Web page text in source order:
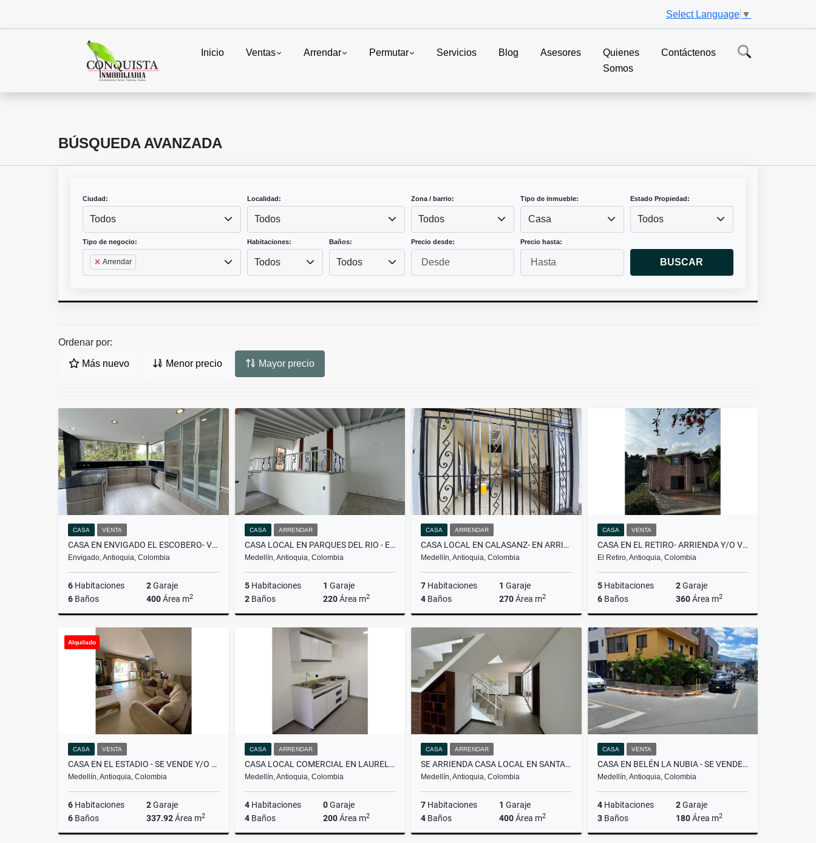
Select Language ▼
Inicio Ventas Arrendar Permutar Servicios Blog Asesores
Quienes
Somos
Contáctenos
BÚSQUEDA AVANZADA
Ciudad:
Todos
Localidad:
Todos
Zona / barrio:
Todos
Tipo de inmueble:
Casa
Estado Propiedad:
Todos
Tipo de negocio:
Arrendar
Habitaciones:
Todos
Baños:
Todos
Precio desde: Precio hasta:
BUSCAR
Ordenar por:
Más nuevo Menor precio Mayor precio
CASA VENTA
CASA EN ENVIGADO EL ESCOBERO- VENDE Y/O ARRIENDA
Envigado, Antioquia, Colombia
6 Habitaciones 2Garaje
6 Baños 400Área m2
$3.800.000.000
Arrendar
CASA ARRENDAR
CASA LOCAL EN PARQUES DEL RIO - EN ARRIENDO
Medellín, Antioquia, Colombia
5Habitaciones 1 Garaje
2Baños 220Área m2
Arrendar
CASA ARRENDAR
CASA LOCAL EN CALASANZ- EN ARRIENDO
Medellín, Antioquia, Colombia
7 Habitaciones 1 Garaje
4 Baños 270Área m2
Arrendar
$12.000.000
CASA VENTA
CASA EN EL RETIRO- ARRIENDA Y/O VENTA
El Retiro, Antioquia, Colombia
5Habitaciones 2Garaje
6Baños 360Área m2
Venta
$2.200.000.000
Arrendar
$10.000.000
Alquilado
CASA VENTA
CASA EN EL ESTADIO - SE VENDE Y/O ARRIENDA
Medellín, Antioquia, Colombia
6 Habitaciones 2Garaje
6 Baños 337.92Área m2
CASA ARRENDAR
CASA LOCAL COMERCIAL EN LAURELES - EN ARRIENDO
Medellín, Antioquia, Colombia
4Habitaciones 0Garaje
4Baños 200Área m2
CASA ARRENDAR
SE ARRIENDA CASA LOCAL EN SANTA MONICA
Medellín, Antioquia, Colombia
7 Habitaciones 1 Garaje
4 Baños 400Área m2
CASA VENTA
CASA EN BELÉN LA NUBIA - SE VENDE Y/O ARRIENDA
Medellín, Antioquia, Colombia
4Habitaciones 2Garaje
3Baños 180Área m2